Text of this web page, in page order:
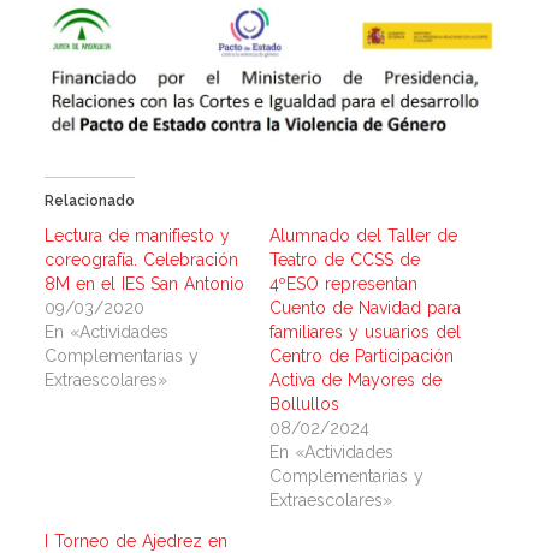
Relacionado
Lectura de manifiesto y
coreografía. Celebración
8M en el IES San Antonio
09/03/2020
En «Actividades
Complementarias y
Extraescolares»
Alumnado del Taller de
Teatro de CCSS de
4ºESO representan
Cuento de Navidad para
familiares y usuarios del
Centro de Participación
Activa de Mayores de
Bollullos
08/02/2024
En «Actividades
Complementarias y
Extraescolares»
I Torneo de Ajedrez en